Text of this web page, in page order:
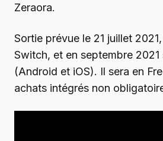
Zeraora.
Sortie prévue le 21 juillet
Switch, et en septembre 2021
(Android et iOS). Il sera en
achats intégrés non